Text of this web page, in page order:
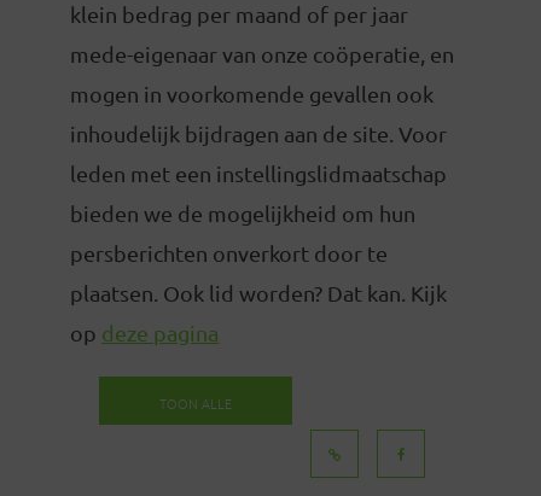
klein bedrag per maand of per jaar
mede-eigenaar van onze coöperatie, en
mogen in voorkomende gevallen ook
inhoudelijk bijdragen aan de site. Voor
leden met een instellingslidmaatschap
bieden we de mogelijkheid om hun
persberichten onverkort door te
plaatsen. Ook lid worden? Dat kan. Kijk
op deze pagina
TOON ALLE